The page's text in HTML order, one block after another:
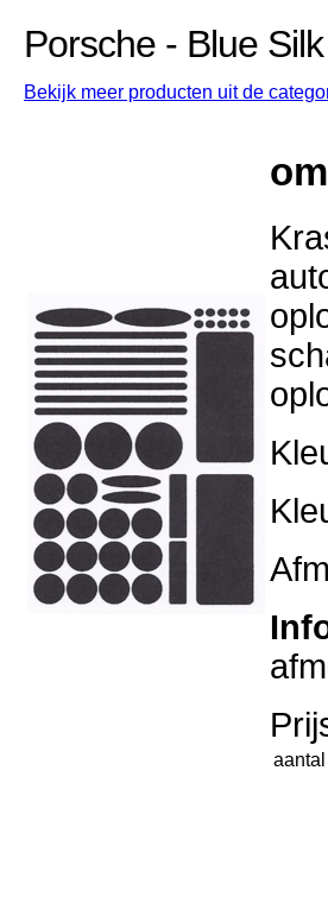
Porsche - Blue
Bekijk meer producten uit de
aantal